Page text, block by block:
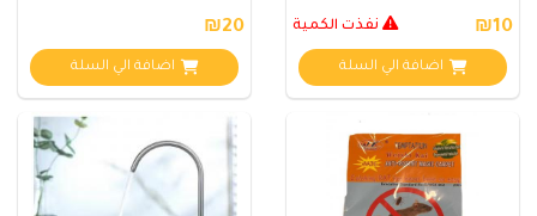
₪10 نفذت الكمية
اضافة الي السلة
₪20
اضافة الي السلة